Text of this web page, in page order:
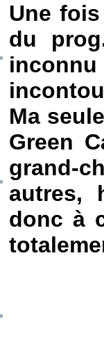
Une
du
inconnu
Ma
Green
grand-
autres,
donc à